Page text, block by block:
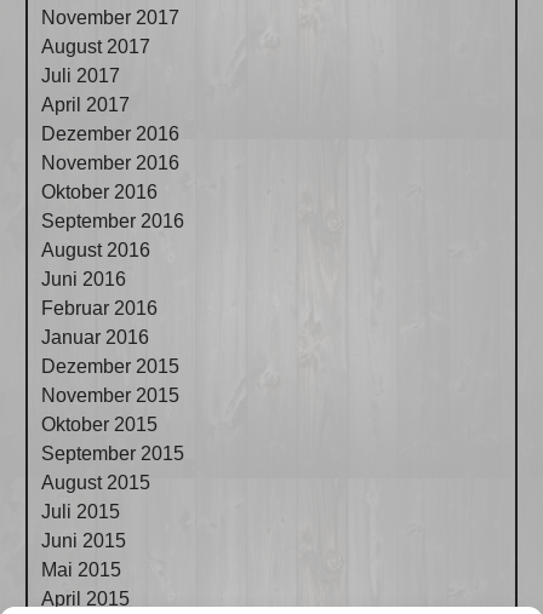
November 2017
August 2017
Juli 2017
April 2017
Dezember 2016
November 2016
Oktober 2016
September 2016
August 2016
Juni 2016
Februar 2016
Januar 2016
Dezember 2015
November 2015
Oktober 2015
September 2015
August 2015
Juli 2015
Juni 2015
Mai 2015
April 2015